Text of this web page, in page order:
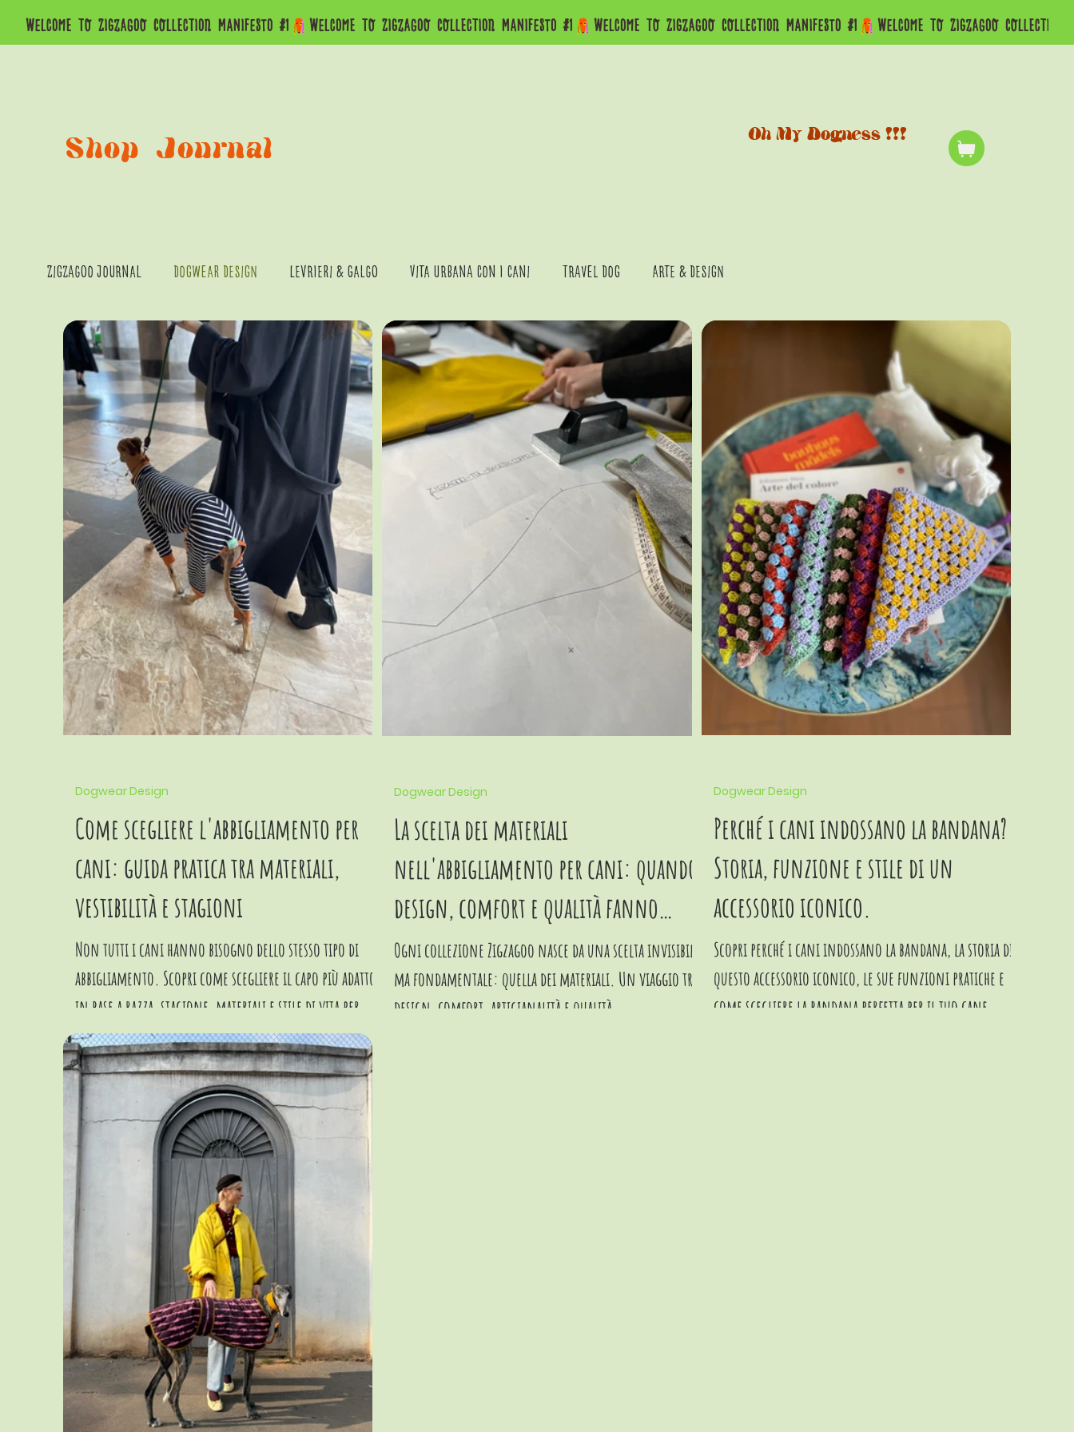
WELCOME  TO  ZIGZAGOO  COLLECTION  MANIFESTO  #1
Zigzagoo Journal Dogwear Design Levrieri & Galgo Vita Urbana con i Cani Travel Dog Arte & Design
Come scegliere l'abbigliamento per
cani: guida pratica tra materiali,
vestibilità e stagioni
Non tutti i cani hanno bisogno dello stesso tipo di
abbigliamento. Scopri come scegliere il capo più adatto
in base a razza, stagione, materiali e stile di vita per
garantire comfort e benessere.
Dogwear Design
La scelta dei materiali
nell'abbigliamento per cani: quando
design, comfort e qualità fanno
davvero la differenza
Ogni collezione Zigzagoo nasce da una scelta invisibile
ma fondamentale: quella dei materiali. Un viaggio tra
design, comfort, artigianalità e qualità.
Dogwear Design
Perché i cani indossano la bandana?
Storia, funzione e stile di un
accessorio iconico.
Scopri perché i cani indossano la bandana, la storia di
questo accessorio iconico, le sue funzioni pratiche e
come scegliere la bandana perfetta per il tuo cane.
Dogwear Design
Shop Journal Oh My Dogness !!!